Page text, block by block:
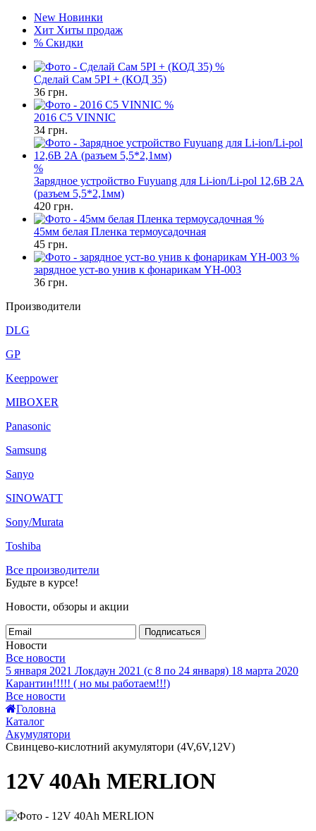
New Новинки
Хит Хиты продаж
% Скидки
%
Сделай Сам 5PI + (КОД 35)
36 грн.
%
2016 C5 VINNIC
34 грн.
%
Зарядное устройство Fuyuang для Li-ion/Li-pol 12,6В 2А
(разъем 5,5*2,1мм)
420 грн.
%
45мм белая Пленка термоусадочная
45 грн.
%
зарядное уст-во унив к фонарикам YH-003
36 грн.
Производители
DLG
GP
Keeppower
MIBOXER
Panasonic
Samsung
Sanyo
SINOWATT
Sony/Murata
Toshiba
Все производители
Будьте в курсе!
Новости, обзоры и акции
Подписаться
Новости
Все новости
5 января 2021 Локдаун 2021 (с 8 по 24 января) 18 марта 2020
Карантин!!!!! ( но мы работаем!!!)
Все новости
Головна
Каталог
Акумулятори
Свинцево-кислотний акумулятори (4V,6V,12V)
12V 40Ah MERLION